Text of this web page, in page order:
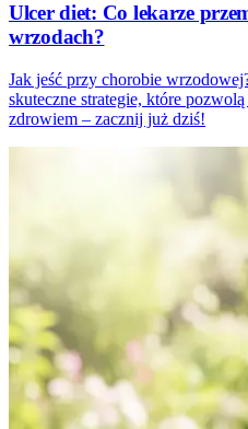
Ulcer diet: Co lekarze
wrzodach?
Jak jeść przy chorobie
skuteczne strategie, które
zdrowiem – zacznij już dziś!